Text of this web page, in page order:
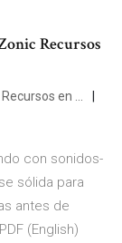
Recursos
en ...
con sonidos-
sólida para
antes de
(English)